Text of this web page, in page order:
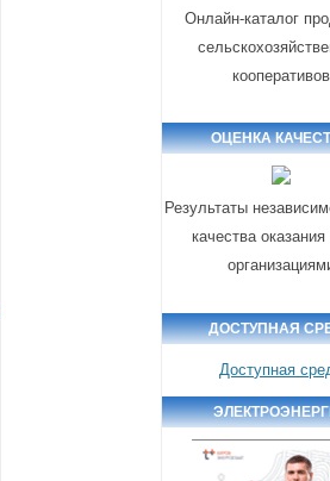
Онлайн-каталог
кооперативов
ОЦЕНКА
Результаты
качества оказания
ДОСТУПНАЯ
Доступная